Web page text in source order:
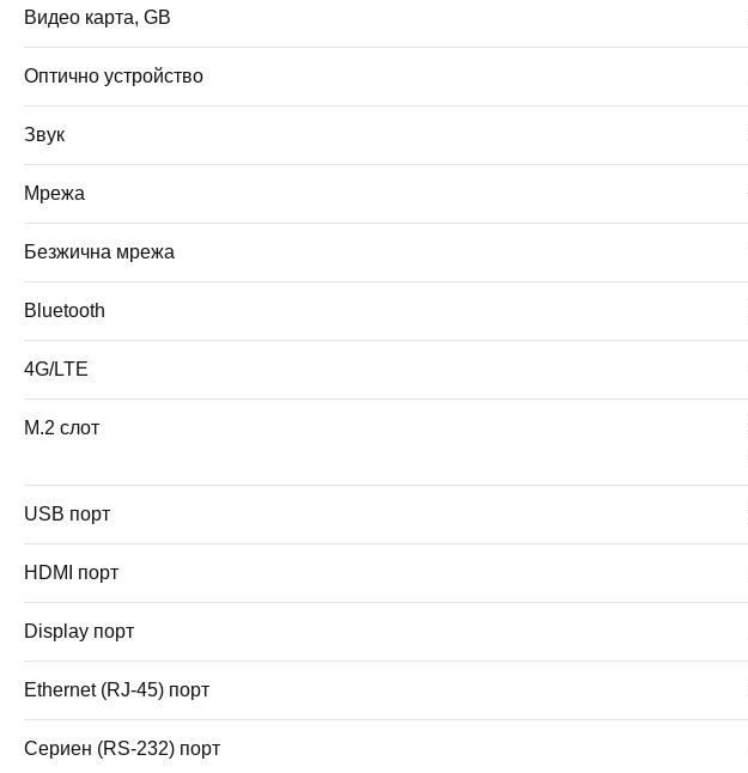
Видео карта, GB
Оптично устройство
Звук
Мрежа
Безжична мрежа
Bluetooth
4G/LTE
M.2 слот
USB порт
HDMI порт
Display порт
Ethernet (RJ-45) порт
Сериен (RS-232) порт